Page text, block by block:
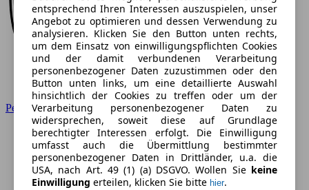
Peugeot
entsprechend Ihren Interessen auszuspielen, unser
Angebot zu optimieren und dessen Verwendung zu
analysieren. Klicken Sie den Button unten rechts,
um dem Einsatz von einwilligungspflichten Cookies
und der damit verbundenen Verarbeitung
personenbezogener Daten zuzustimmen oder den
Button unten links, um eine detaillierte Auswahl
hinsichtlich der Cookies zu treffen oder um der
Verarbeitung personenbezogener Daten zu
widersprechen, soweit diese auf Grundlage
berechtigter Interessen erfolgt. Die Einwilligung
umfasst auch die Übermittlung bestimmter
personenbezogener Daten in Drittländer, u.a. die
USA, nach Art. 49 (1) (a) DSGVO. Wollen Sie keine
Einwilligung erteilen, klicken Sie bitte hier.